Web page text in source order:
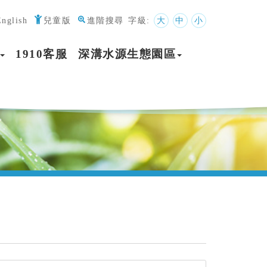
兒童版 進階搜尋 字級: 大 中 小
1910客服 深溝水源生態園區